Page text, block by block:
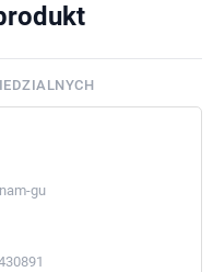
gu